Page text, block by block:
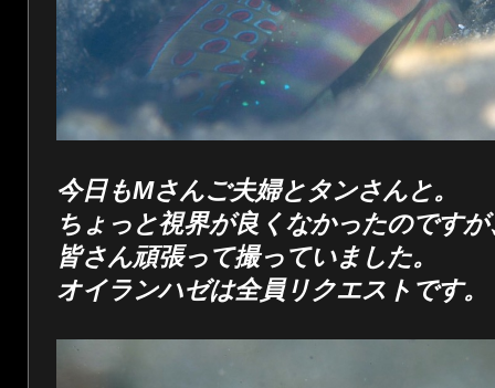
今日もMさんご夫婦とタンさんと。
ちょっと視界が良くなかったのですが
皆さん頑張って撮っていました。
オイランハゼは全員リクエストです。